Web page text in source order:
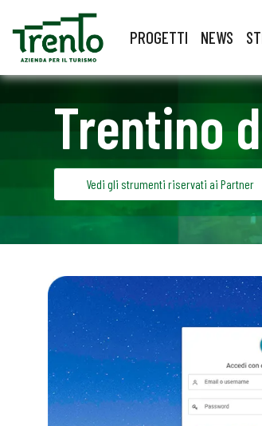
PROGETTI NEWS
Trentino
Vedi gli strumenti riservati ai Partner